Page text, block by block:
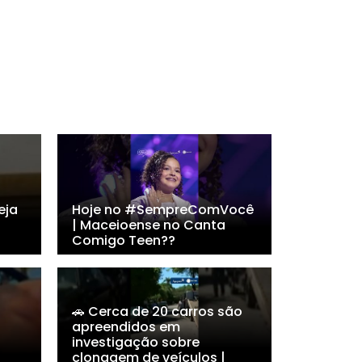
Hoje no #SempreComVocê
| Maceioense no Canta
Comigo Teen??
🚗 Cerca de 20 carros são
apreendidos em
investigação sobre
clonagem de veículos |